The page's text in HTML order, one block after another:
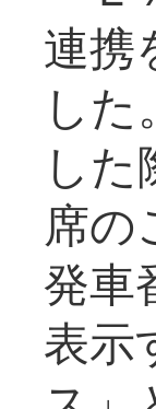
連携
し
し
席の
発車
表示